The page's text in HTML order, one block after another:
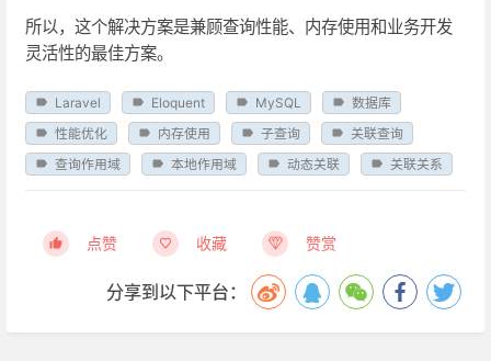
所以，这个解决方案是兼顾查询性能、内存使用和业务开发
灵活性的最佳方案。
Laravel Eloquent MySQL
数据库
性能优化
内存使用 子查询
关联查询
查询作用域
本地作用域 动态关联 关联关系
点赞 收藏 赞赏
分享到以下平台：